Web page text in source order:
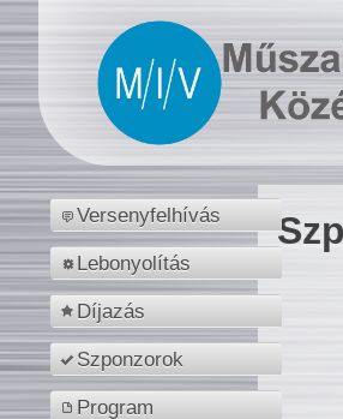
Versenyfelhívás
Lebonyolítás
Díjazás
Szponzorok
Program